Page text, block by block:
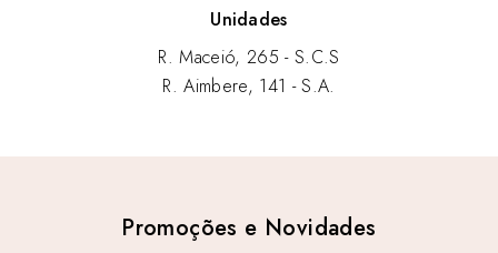
Unidades
R. Maceió, 265 - S.C.S
R. Aimbere, 141 - S.A.
Promoções e Novidades